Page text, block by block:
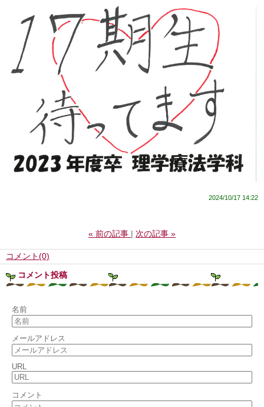
2024/10/17 14:22
« 前の記事 次の記事 »
コメント(0)
コメント投稿
名前
メールアドレス
URL
コメント